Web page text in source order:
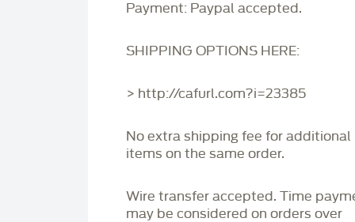
Payment: Paypal accepted.
SHIPPING OPTIONS HERE:
> http://cafurl.com?i=23385
No extra shipping fee for additional
items on the same order.
Wire transfer accepted. Time
may be considered on orders over